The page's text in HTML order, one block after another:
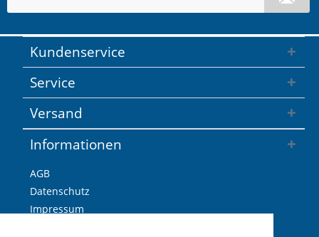
Kundenservice
Service
Informationen
AGB
Datenschutz
Impressum
Versand